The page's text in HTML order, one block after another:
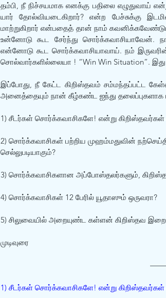
தம்பி, நீ நிச்சயமாக எனக்கு பதிலை எழுதுவாய்
யார் தோல்வியடைகிறார்? என்ற பேச்சுக்கு
மாற்றுகிறார் என்பதைத் தான் நாம்
உன்னோடு கூட சேர்ந்து சொர்க்கவாசியாவேன்.
என்னோடு கூட சொர்க்கவாசியாவாய். நம்
சொல்வார்களில்லையா ! “Win Win Situation”.
இப்போது, நீ கேட்ட கிறிஸ்தவம் சம்மந்தப்பட்ட
அனைத்தையும் நான் கீழ்கண்ட ஐந்து தலைப்புகளாக
1) சீடர்கள் சொர்க்கவாசிகளே! என்று கிறிஸ்தவர்கள்
2) சொர்க்கவாசிகள் பற்றிய முஹம்மதுவின்
செல்லுபடியாகும்?
3) சொர்க்கவாசிகளான அப்போஸ்தலர்களும்,
4) சொர்க்கவாசிகள் 12 பேரில் யூதாஸும் ஒருவரா?
5) சிலுவையில் அறையுண்ட கள்ளன் கிறிஸ்தவ
முடிவுரை
1) சீடர்கள் சொர்க்கவாசிகளே! என்று கிறிஸ்தவர்கள்